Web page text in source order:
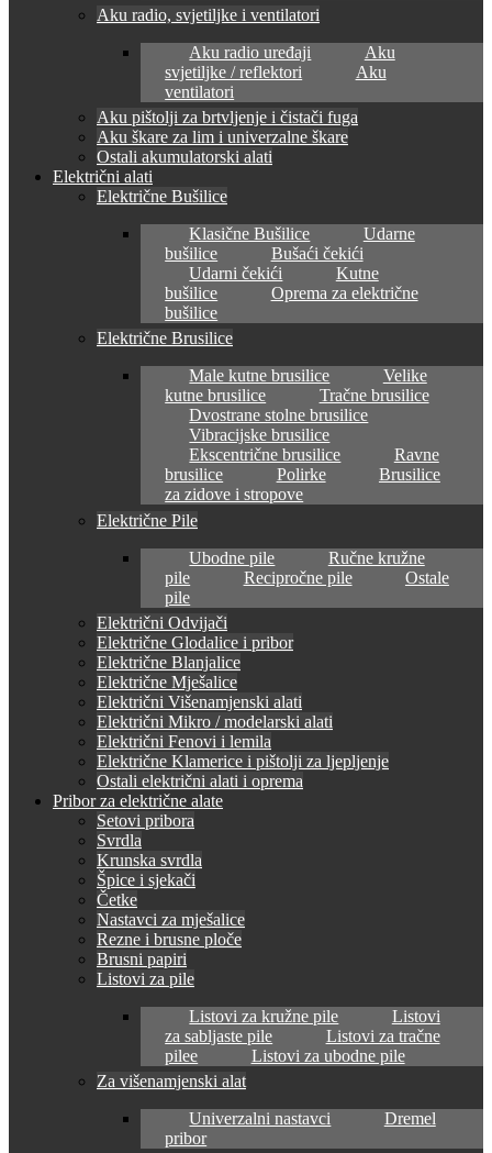
Aku radio, svjetiljke i ventilatori
Aku radio uređaji
Aku
svjetiljke / reflektori
Aku
ventilatori
Aku pištolji za brtvljenje i čistači fuga
Aku škare za lim i univerzalne škare
Ostali akumulatorski alati
Električni alati
Električne Bušilice
Klasične Bušilice
Udarne
bušilice
Bušaći čekići
Udarni čekići
Kutne
bušilice
Oprema za električne
bušilice
Električne Brusilice
Male kutne brusilice
Velike
kutne brusilice
Tračne brusilice
Dvostrane stolne brusilice
Vibracijske brusilice
Ekscentrične brusilice
Ravne
brusilice
Polirke
Brusilice
za zidove i stropove
Električne Pile
Ubodne pile
Ručne kružne
pile
Recipročne pile
Ostale
pile
Električni Odvijači
Električne Glodalice i pribor
Električne Blanjalice
Električne Mješalice
Električni Višenamjenski alati
Električni Mikro / modelarski alati
Električni Fenovi i lemila
Električne Klamerice i pištolji za ljepljenje
Ostali električni alati i oprema
Pribor za električne alate
Setovi pribora
Svrdla
Krunska svrdla
Špice i sjekači
Četke
Nastavci za mješalice
Rezne i brusne ploče
Brusni papiri
Listovi za pile
Listovi za kružne pile
Listovi
za sabljaste pile
Listovi za tračne
pilee
Listovi za ubodne pile
Za višenamjenski alat
Univerzalni nastavci
Dremel
pribor